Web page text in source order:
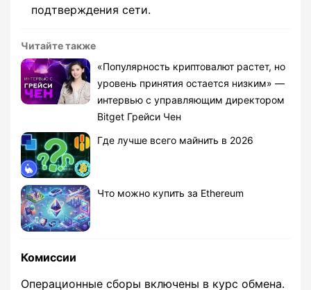
подтверждения сети.
Читайте также
«Популярность криптовалют растет, но
уровень принятия остается низким» —
интервью с управляющим директором
Bitget Грейси Чен
Где лучше всего майнить в 2026
Что можно купить за Ethereum
Комиссии
Операционные сборы включены в курс обмена.